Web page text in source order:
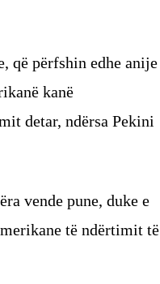
që përfshin edhe anije
kanë
detar, ndërsa Pekini
vende pune, duke e
të ndërtimit të